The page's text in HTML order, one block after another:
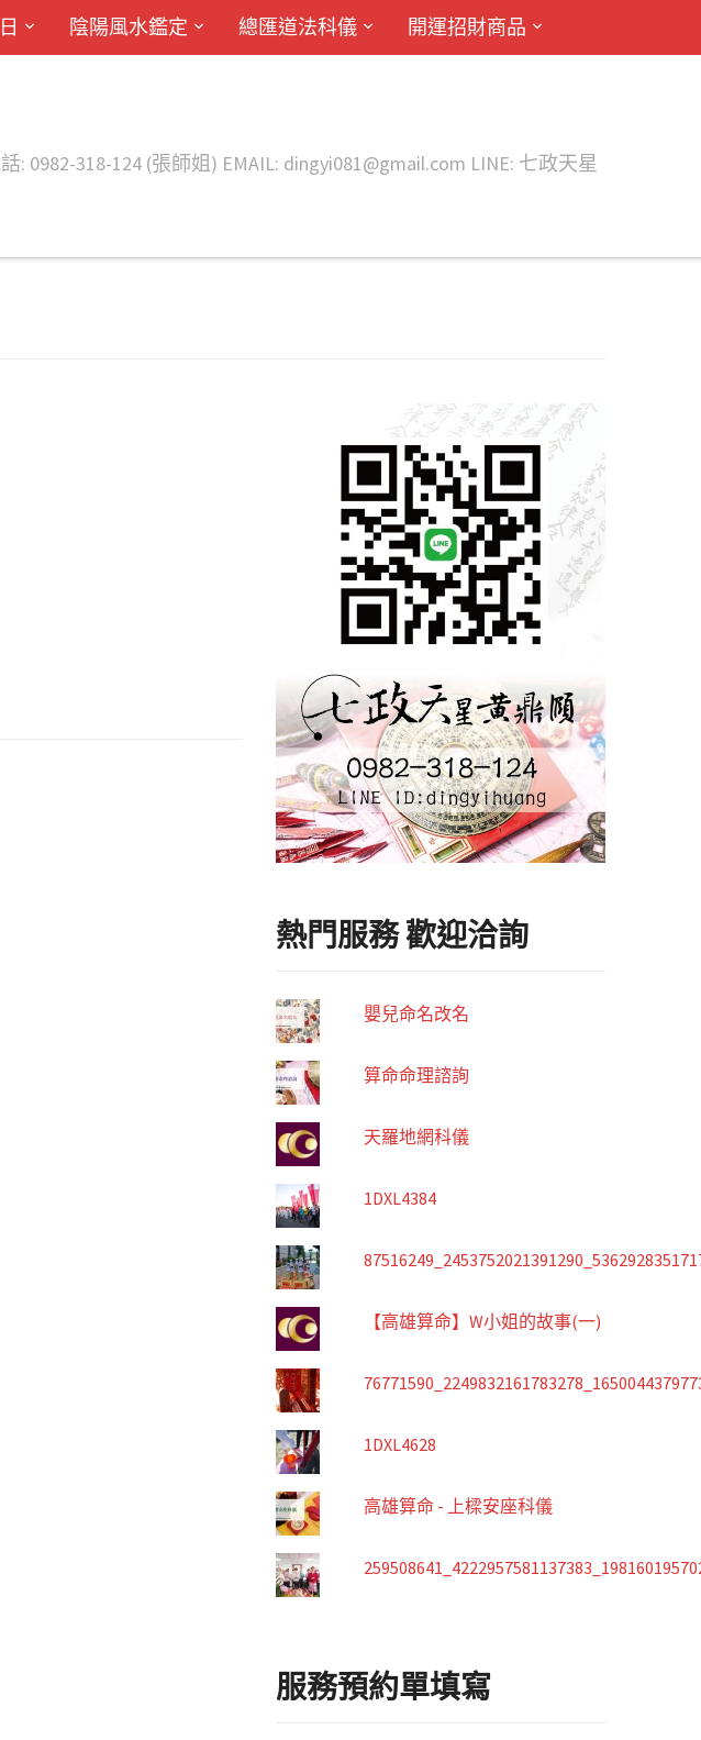
陰陽風水鑑定 總匯道法科儀 開運招財商品
318-124 (張師姐) EMAIL: dingyi081@gmail.com LINE: 七政天星
熱門服務 歡迎洽詢
嬰兒命名改名
算命命理諮詢
天羅地網科儀
1DXL4384
【高雄算命】W小姐的故事(一)
1DXL4628
高雄算命 - 上樑安座科儀
服務預約單填寫